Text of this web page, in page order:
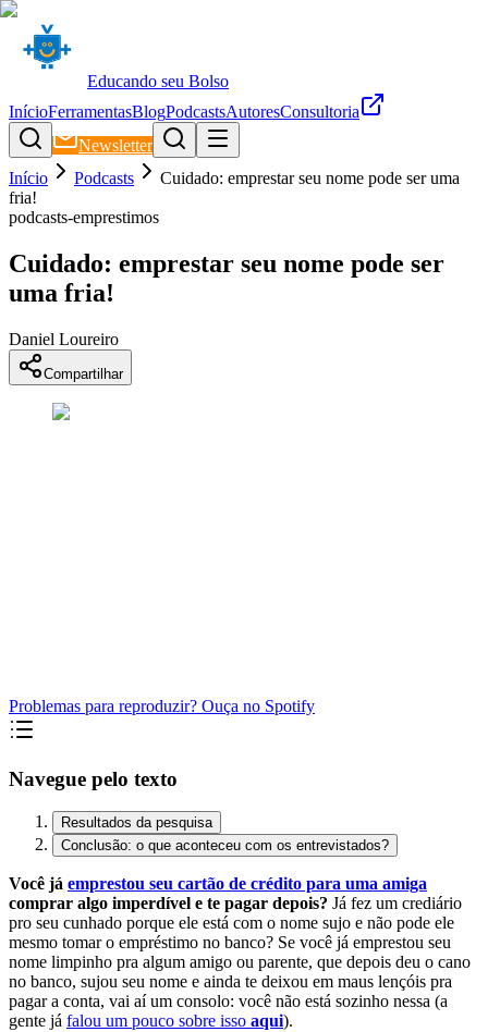
Educando seu Bolso
InícioFerramentasBlogPodcastsAutoresConsultoria
Newsletter
Início
Podcasts
Cuidado: emprestar seu nome pode ser uma
fria!
podcasts-emprestimos
Cuidado: emprestar seu nome pode ser
uma fria!
Daniel Loureiro
Compartilhar
Problemas para reproduzir? Ouça no Spotify
Navegue pelo texto
Resultados da pesquisa
Conclusão: o que aconteceu com os entrevistados?
Você já emprestou seu cartão de crédito para uma amiga
comprar algo imperdível e te pagar depois? Já fez um crediário
pro seu cunhado porque ele está com o nome sujo e não pode ele
mesmo tomar o empréstimo no banco? Se você já emprestou seu
nome limpinho pra algum amigo ou parente, que depois deu o cano
no banco, sujou seu nome e ainda te deixou em maus lençóis pra
pagar a conta, vai aí um consolo: você não está sozinho nessa (a
gente já falou um pouco sobre isso aqui).